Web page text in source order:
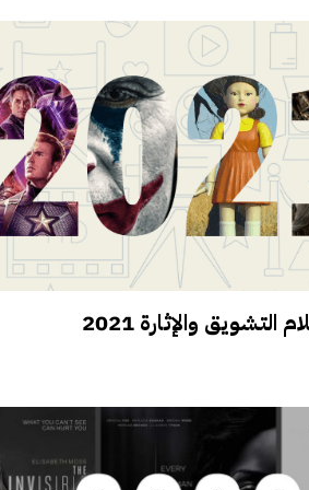
التشويق والإثارة 2021